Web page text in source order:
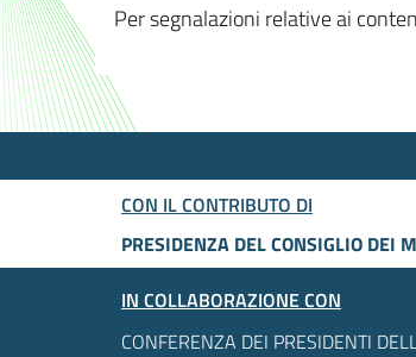
Per segnalazioni relative ai
CON IL CONTRIBUTO DI
PRESIDENZA DEL CONSIGLIO DEI
IN COLLABORAZIONE CON
CONFERENZA DEI PRESIDENTI